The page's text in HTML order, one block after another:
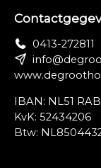
0413-272811
IBAN: NL51
KvK: 52434206
Btw: